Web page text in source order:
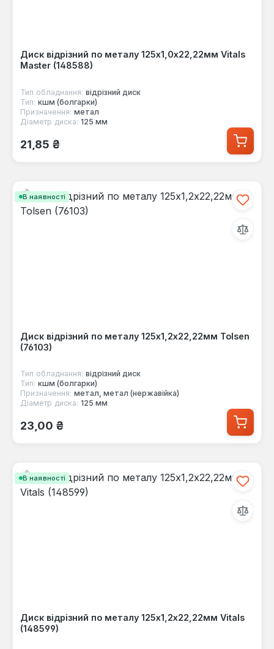
Диск відрізний по металу 125х1,0х22,22мм Vitals
Master (148588)
Тип обладнання: відрізний диск
Тип: кшм (болгарки)
Призначення: метал
Діаметр диска: 125 мм
Звичайна ціна:
21,85 ₴
В наявності
Диск відрізний по металу 125х1,2х22,22мм Tolsen
(76103)
Тип обладнання: відрізний диск
Тип: кшм (болгарки)
Призначення: метал, метал (нержавійка)
Діаметр диска: 125 мм
Звичайна ціна:
23,00 ₴
В наявності
Диск відрізний по металу 125х1,2х22,22мм Vitals
(148599)